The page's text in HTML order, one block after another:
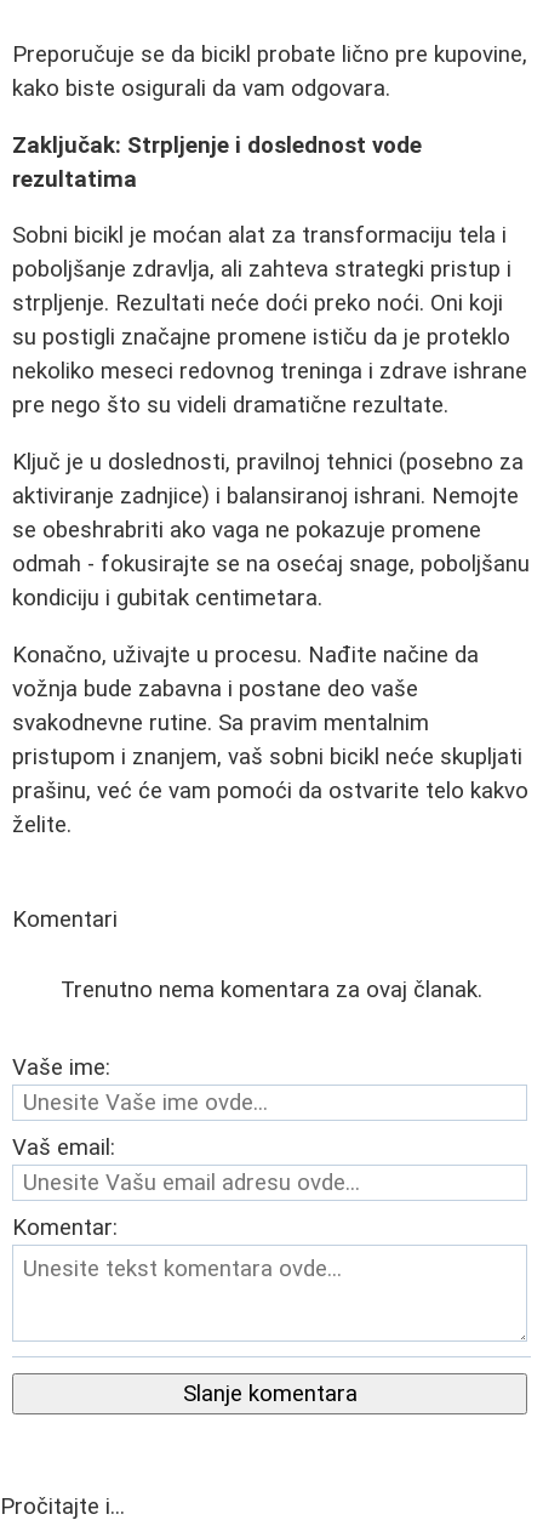
Preporučuje se da bicikl probate lično pre kupovine,
kako biste osigurali da vam odgovara.
Zaključak: Strpljenje i doslednost vode
rezultatima
Sobni bicikl je moćan alat za transformaciju tela i
poboljšanje zdravlja, ali zahteva strategki pristup i
strpljenje. Rezultati neće doći preko noći. Oni koji
su postigli značajne promene ističu da je proteklo
nekoliko meseci redovnog treninga i zdrave ishrane
pre nego što su videli dramatične rezultate.
Ključ je u doslednosti, pravilnoj tehnici (posebno za
aktiviranje zadnjice) i balansiranoj ishrani. Nemojte
se obeshrabriti ako vaga ne pokazuje promene
odmah - fokusirajte se na osećaj snage, poboljšanu
kondiciju i gubitak centimetara.
Konačno, uživajte u procesu. Nađite načine da
vožnja bude zabavna i postane deo vaše
svakodnevne rutine. Sa pravim mentalnim
pristupom i znanjem, vaš sobni bicikl neće skupljati
prašinu, već će vam pomoći da ostvarite telo kakvo
želite.
Komentari
Trenutno nema komentara za ovaj članak.
Vaše ime:
Vaš email:
Komentar:
Slanje komentara
Pročitajte i...